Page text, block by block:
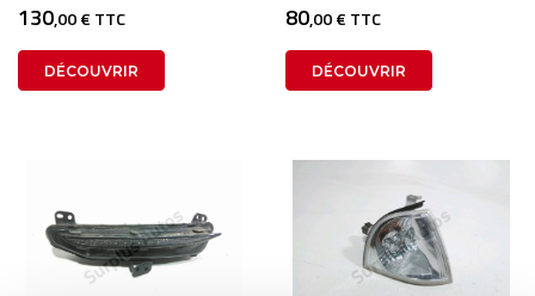
130,00 € TTC
DÉCOUVRIR
80,00 € TTC
DÉCOUVRIR